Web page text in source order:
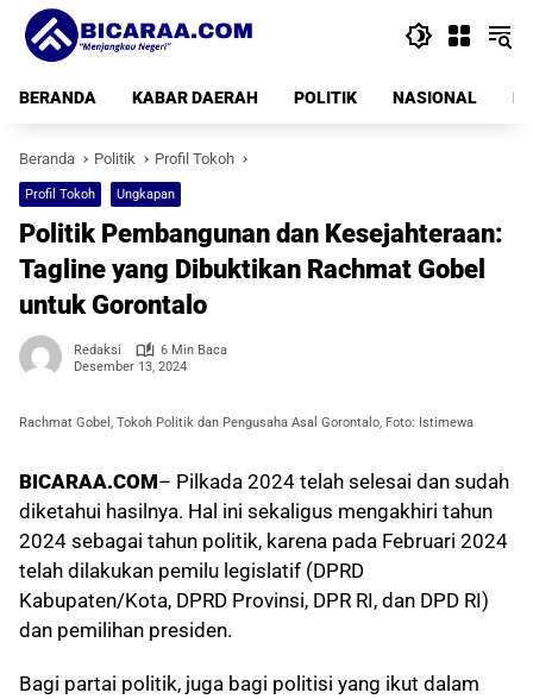
Langsung
konten
BERANDA
KABAR DAERAH POLITIK NASIONAL
Beranda Politik Profil Tokoh
Profil Tokoh Ungkapan
Politik Pembangunan dan Kesejahteraan:
Tagline yang Dibuktikan Rachmat Gobel
untuk Gorontalo
Redaksi
6 Min Baca
Desember 13, 2024
Rachmat Gobel, Tokoh Politik dan Pengusaha Asal Gorontalo, Foto: Istimewa
BICARAA.COM– Pilkada 2024 telah selesai dan sudah
diketahui hasilnya. Hal ini sekaligus mengakhiri tahun
2024 sebagai tahun politik, karena pada Februari 2024
telah dilakukan pemilu legislatif (DPRD
Kabupaten/Kota, DPRD Provinsi, DPR RI, dan DPD RI)
dan pemilihan presiden.
Bagi partai politik, juga bagi politisi yang ikut dalam